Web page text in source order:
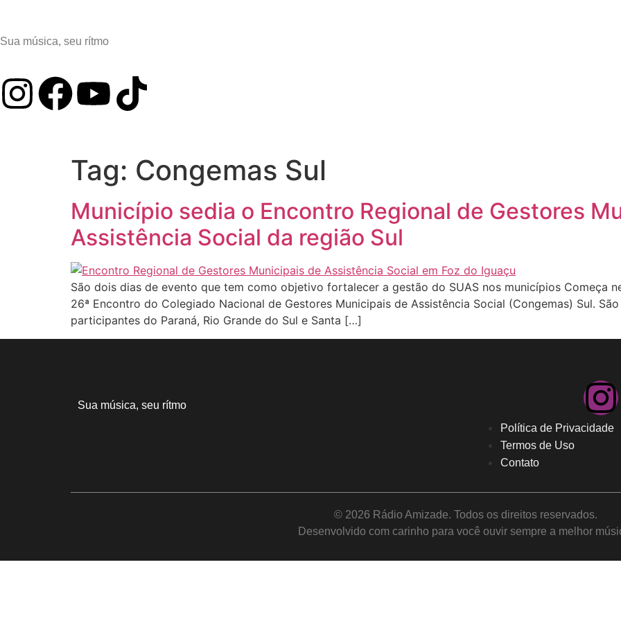
Sua música, seu rítmo
Tag: Congemas Sul
Município sedia o Encontro Regional de Gestores
Assistência Social da região Sul
São dois dias de evento que tem como objetivo fortalecer a gestão do SUAS nos municípios Começa
26ª Encontro do Colegiado Nacional de Gestores Municipais de Assistência Social (Congemas) Sul.
participantes do Paraná, Rio Grande do Sul e Santa […]
Sua música, seu rítmo
Política de Privacidade
Termos de Uso
Contato
© 2026 Rádio Amizade. Todos os direitos reservados.
Desenvolvido com carinho para você ouvir sempre a melhor